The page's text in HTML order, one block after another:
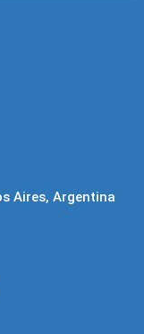
Aires, Argentina